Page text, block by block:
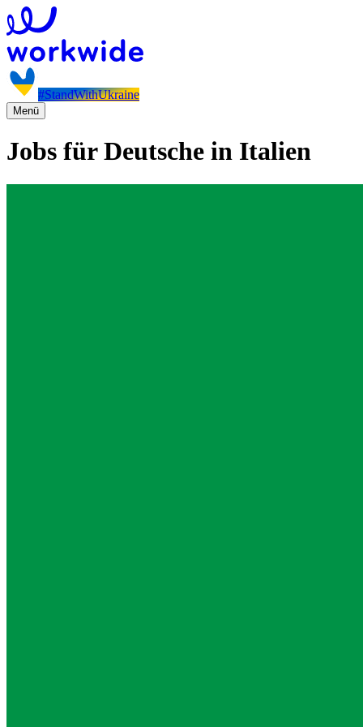
#StandWithUkraine
Menü
Jobs für Deutsche in Italien